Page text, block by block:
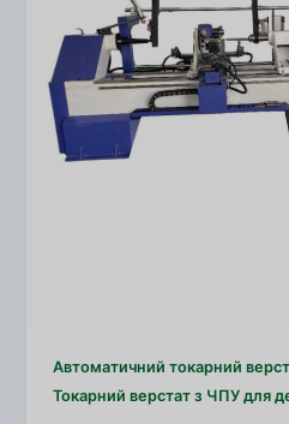
Автоматичний токарний
Токарний верстат з ЧПУ для